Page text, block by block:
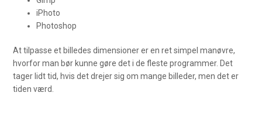
iPhoto
Photoshop
At tilpasse et billedes dimensioner er en ret simpel manøvre,
hvorfor man bør kunne gøre det i de fleste programmer. Det
tager lidt tid, hvis det drejer sig om mange billeder, men det er
tiden værd.